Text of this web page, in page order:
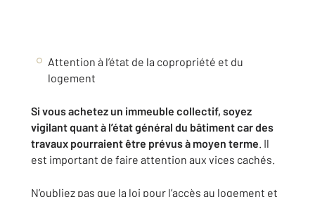
Attention à l’état de la copropriété et du
logement
Si vous achetez un immeuble collectif, soyez
vigilant quant à l’état général du bâtiment car des
travaux pourraient être prévus à moyen terme. Il
est important de faire attention aux vices cachés.
N’oubliez pas que la loi pour l’accès au logement et